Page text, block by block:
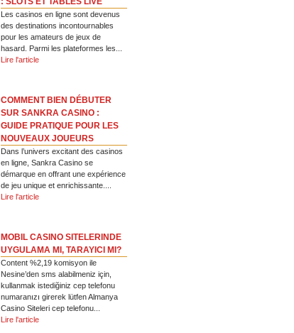
Les casinos en ligne sont devenus
des destinations incontournables
pour les amateurs de jeux de
hasard. Parmi les plateformes les...
Lire l'article
COMMENT BIEN DÉBUTER
SUR SANKRA CASINO :
GUIDE PRATIQUE POUR LES
NOUVEAUX JOUEURS
Dans l’univers excitant des casinos
en ligne, Sankra Casino se
démarque en offrant une expérience
de jeu unique et enrichissante....
Lire l'article
MOBIL CASINO SITELERINDE
UYGULAMA MI, TARAYICI MI?
Content %2,19 komisyon ile
Nesine’den sms alabilmeniz için,
kullanmak istediğiniz cep telefonu
numaranızı girerek lütfen Almanya
Casino Siteleri cep telefonu...
Lire l'article